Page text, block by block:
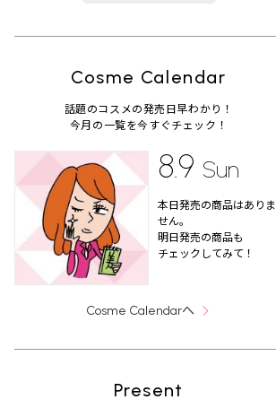
Cosme Calendar
話題のコスメの発売日早わかり！
今月の一覧を今すぐチェック！
8.9 Sun
本日発売の商品はありま
せん。
明日発売の商品も
チェックしてみて！
Cosme Calendarへ
Present